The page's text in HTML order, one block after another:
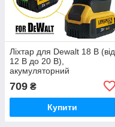
Ліхтар для Dewalt 18 В (від
12 В до 20 В),
акумуляторний
портативний прожектор,
бездротове, робоче світло
709 ₴
Купити